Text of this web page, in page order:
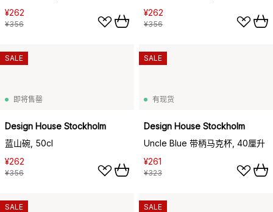
¥262
¥356
¥262
¥356
即将售罄
Design House Stockholm
蓝山碗, 50cl
¥262
¥356
SALE
有现货
Design House Stockholm
Uncle Blue 带柄马克杯, 40厘升
¥261
¥323
SALE
SALE SALE